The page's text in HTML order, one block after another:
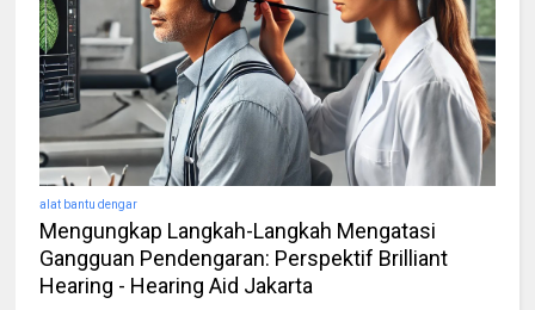
alat bantu dengar
Mengungkap Langkah-Langkah Mengatasi
Gangguan Pendengaran: Perspektif Brilliant
Hearing - Hearing Aid Jakarta